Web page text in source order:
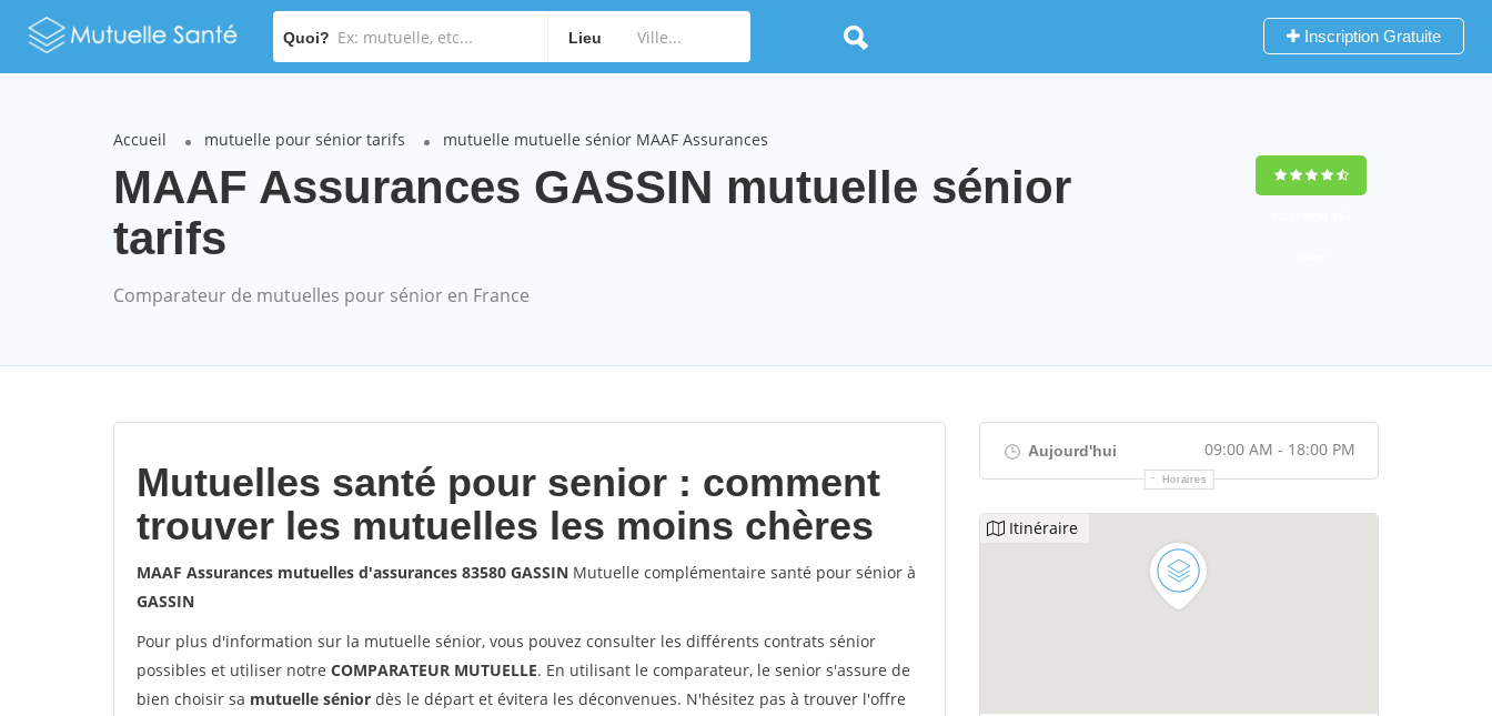
Quoi? Lieu Inscription Gratuite
Accueil mutuelle pour sénior tarifs mutuelle mutuelle sénior MAAF Assurances
MAAF Assurances GASSIN mutuelle sénior
tarifs
Comparateur de mutuelles pour sénior en France
Mutuelles santé pour senior : comment
trouver les mutuelles les moins chères
MAAF Assurances mutuelles d'assurances 83580 GASSIN Mutuelle complémentaire santé pour sénior à
GASSIN
Pour plus d'information sur la mutuelle sénior, vous pouvez consulter les différents contrats sénior
possibles et utiliser notre COMPARATEUR MUTUELLE. En utilisant le comparateur, le senior s'assure de
bien choisir sa mutuelle sénior dès le départ et évitera les déconvenues. N'hésitez pas à trouver l'offre
Aujourd'hui 09:00 AM - 18:00 PM
Horaires
Itinéraire